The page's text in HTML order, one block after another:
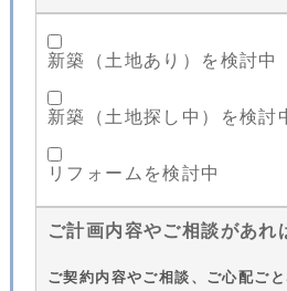
新築（土地あり）を検討中
新築（土地探し中）を検討
リフォームを検討中
ご計画内容やご相談があれ
ご契約内容やご相談、ご心配ご